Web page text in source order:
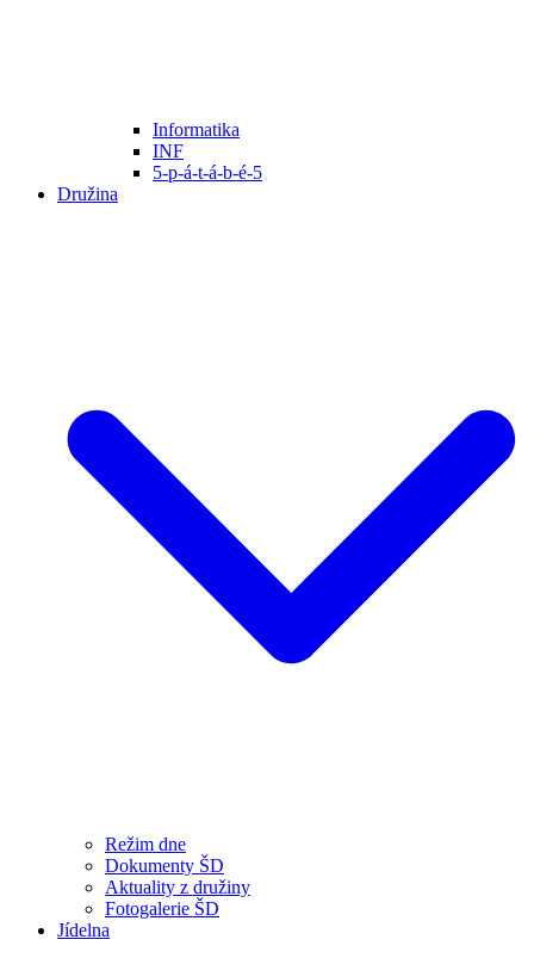
Informatika
INF
5-p-á-t-á-b-é-5
Družina
Režim dne
Dokumenty ŠD
Aktuality z družiny
Fotogalerie ŠD
Jídelna